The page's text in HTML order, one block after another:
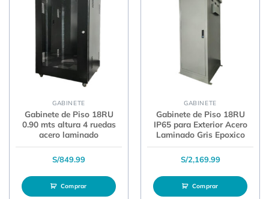
GABINETE
Gabinete de Piso 18RU
0.90 mts altura 4 ruedas
acero laminado
S/849.99
Comprar
GABINETE
Gabinete de Piso 18RU
IP65 para Exterior Acero
Laminado Gris Epoxico
S/2,169.99
Comprar